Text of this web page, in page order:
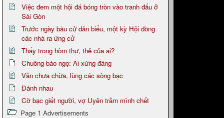
Việc đem một hội đá bóng tròn vào tranh đấu ở
Sài Gòn
Trước ngày bầu cử dân biểu, một kỳ Hội đồng
các nhà ra ứng cử
Thấy trong hòm thư, thẻ của ai?
Chuông báo ngọ: Ai xứng đáng
Vẫn chưa chừa, lùng các sòng bạc
Đánh nhau
Cờ bạc giết người, vợ Uyên trẫm mình chết
Page 1 Advertisements